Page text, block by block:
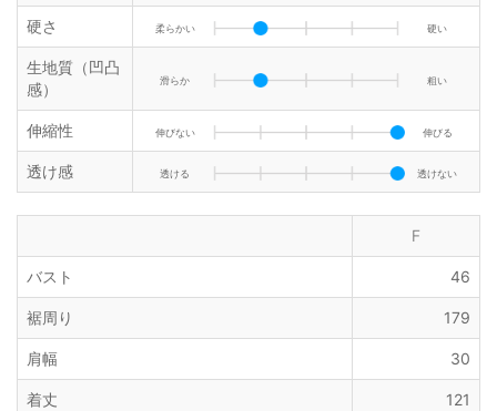
硬さ 柔らかい 硬い
生地質（凹凸
感）
滑らか 粗い
伸縮性 伸びない 伸びる
透け感 透ける 透けない
F
バスト 46
裾周り 179
肩幅 30
着丈 121